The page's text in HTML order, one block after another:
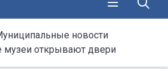
новости
открывают двери